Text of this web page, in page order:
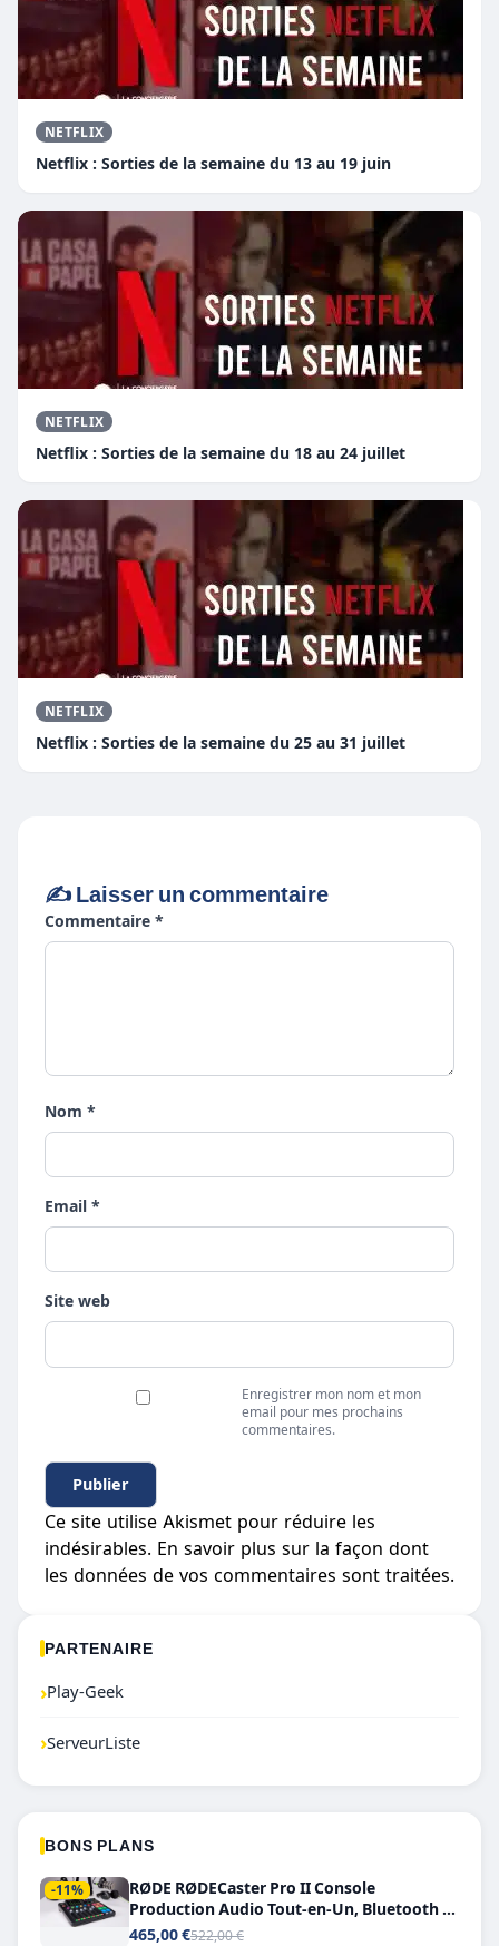
NETFLIX
Netflix : Sorties de la semaine du 13 au 19 juin
NETFLIX
Netflix : Sorties de la semaine du 18 au 24 juillet
NETFLIX
Netflix : Sorties de la semaine du 25 au 31 juillet
✍️ Laisser un commentaire
Commentaire *
Nom *
Email *
Site web
Enregistrer mon nom et mon
email pour mes prochains
commentaires.
Ce site utilise Akismet pour réduire les
indésirables. En savoir plus sur la façon dont
les données de vos commentaires sont traitées.
PARTENAIRE
›Play-Geek
›ServeurListe
BONS PLANS
-11%
RØDE RØDECaster Pro II Console
Production Audio Tout-en-Un, Bluetooth et
Double USB-C
465,00 €522,00 €